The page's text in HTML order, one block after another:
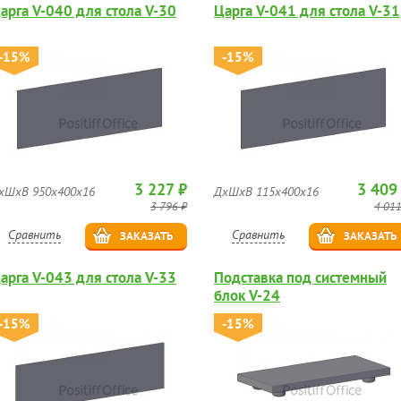
V-040 для стола V-30
15%
950х400х16 3 227 ₽
3 796 ₽
Сравнить ЗАКАЗАТЬ
Царга V-041 для стола V-31
-15%
ДхШхВ 115х400х16 3
4
Сравнить ЗАКАЗАТЬ
V-043 для стола V-33
15%
Подставка под системный
блок V-24
-15%